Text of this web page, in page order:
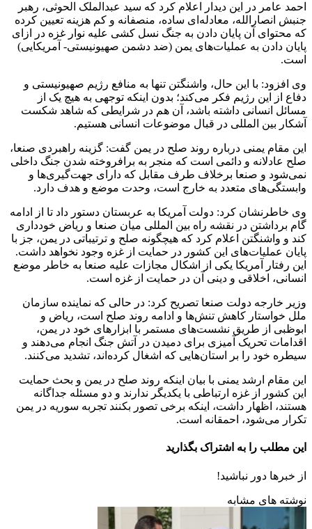
احمد عامر در این دیدار اعلام کرد که سید عبدالملک الحوثی، رهبر
جنبش انصارالله، معادله‌ای ساده، منصفانه و کم هزینه تعیین کرده
که محتوای آن پایان دادن به جنگ نسل کشی علیه نوار غزه در ازای
پایان دادن به عملیات‌های یمن (ضد دشمن صهیونیستی- آمریکایی)
است.
وی افزود: با این حال، واشنگتن تنها به منافع رژیم صهیونیستی و
دفاع از این رژیم فکر می‌کند؛ بدون اینکه توجهی به هیچ یک از
مسائل انسانی داشته باشد، آن هم در شرایطی که شاهد شکست
آشکار بین المللی در قبال موضوعات انسانی هستیم.
این مقام یمنی درباره روند صلح در یمن گفت: گزینه راهبردی صنعا،
صلح عادلانه و دائمی است که منجر به برافروخته شدن جنگ داخلی
نمی‌شود و صنعا برخلاف طرف مقابل که دارای جهت‌گیری‌ها و
وابستگی‌های متعدد به خارج است، وحدت موضع و هدف دارد.
وی خاطرنشان کرد: دولت آمریکا به عربستان دستور داد تا از ادامه
گام برداشتن در نقشه راه بین المللی میان صنعا و ریاض خودداری
کند و واشنگتن اعلام کرد که هیچگونه صلح و ترتیباتی در یمن، جز با
پایان عملیات‌های این کشور در حمایت از غزه وجود نخواهد داشت.
این رفتار آمریکا یکی از اشکال مجازات علیه صنعا به خاطر موضع
انسانی، اخلاقی و دینی آن در حمایت از غزه است.
وزیر خارجه دولت صنعا تصریح کرد: در حالی که نماینده سازمان
ملل خواستار کاهش تنش‌ها و ادامه روند صلح است، ریاض و
ابوظبی از طریق نشست‌های مستمر با ابزارهای خود در یمن،
اقدامات تحریک آمیزی برای دمیدن در آتش جنگ انجام می‌دهند و
سیطره خود را بر استان‌هایی که اشغال کرده‌اند، تشدید می‌کنند.
این مقام ارشد یمنی با بیان اینکه روند صلح در یمن و بحث حمایت
این کشور از غزه ارتباطی با یکدیگر ندارند و دو مسئله جداگانه
هستند، اظهار داشت، اینکه برخی تصور بکنند تجربه سوریه در یمن
تکرار می‌شود، احمقانه است.
این مطلب را به اشتراک بگذارید
از خبرها دور نباشید!
نوشته های مشابه